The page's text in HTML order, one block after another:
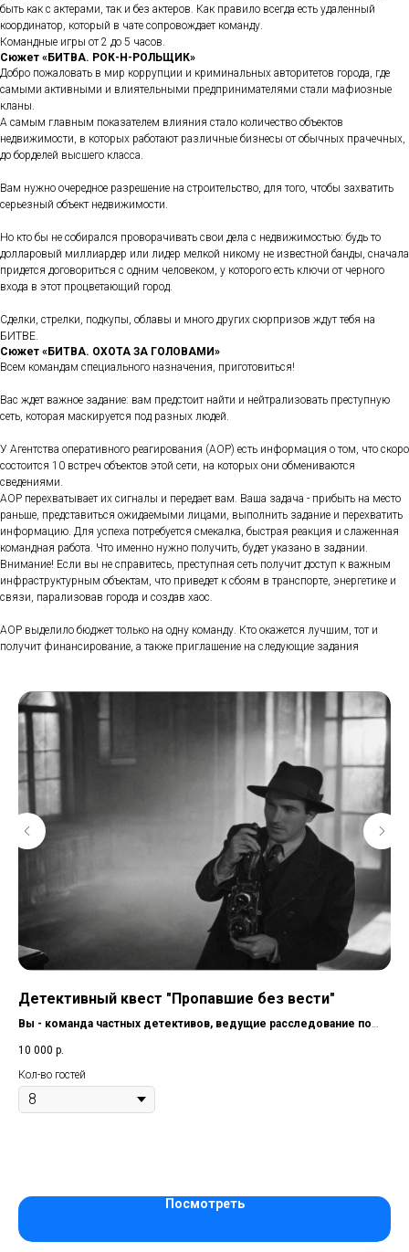
быть как с актерами, так и без актеров. Как правило всегда есть удаленный
координатор, который в чате сопровождает команду.
Командные игры от 2 до 5 часов.
Сюжет «БИТВА. РОК-Н-РОЛЬЩИК»
Добро пожаловать в мир коррупции и криминальных авторитетов города, где
самыми активными и влиятельными предпринимателями стали мафиозные
кланы.
А самым главным показателем влияния стало количество объектов
недвижимости, в которых работают различные бизнесы от обычных прачечных,
до борделей высшего класса.
Вам нужно очередное разрешение на строительство, для того, чтобы захватить
серьезный объект недвижимости.
Но кто бы не собирался проворачивать свои дела с недвижимостью: будь то
долларовый миллиардер или лидер мелкой никому не известной банды, сначала
придется договориться с одним человеком, у которого есть ключи от черного
входа в этот процветающий город.
Сделки, стрелки, подкупы, облавы и много других сюрпризов ждут тебя на
БИТВЕ.
Сюжет «БИТВА. ОХОТА ЗА ГОЛОВАМИ»
Всем командам специального назначения, приготовиться!
Вас ждет важное задание: вам предстоит найти и нейтрализовать преступную
сеть, которая маскируется под разных людей.
У Агентства оперативного реагирования (АОР) есть информация о том, что скоро
состоится 10 встреч объектов этой сети, на которых они обмениваются
сведениями.
АОР перехватывает их сигналы и передает вам. Ваша задача - прибыть на место
раньше, представиться ожидаемыми лицами, выполнить задание и перехватить
информацию. Для успеха потребуется смекалка, быстрая реакция и слаженная
командная работа. Что именно нужно получить, будет указано в задании.
Внимание! Если вы не справитесь, преступная сеть получит доступ к важным
инфраструктурным объектам, что приведет к сбоям в транспорте, энергетике и
связи, парализовав города и создав хаос.
АОР выделило бюджет только на одну команду. Кто окажется лучшим, тот и
получит финансирование, а также приглашение на следующие задания
Детективный квест "Пропавшие без вести"
Вы - команда частных детективов, ведущие расследование по
10 000 р.
Кол-во гостей
Посмотреть